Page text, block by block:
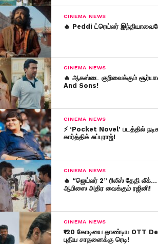
CINEMA NEWS
🔥 Peddi ட்ரெய்லர்
CINEMA NEWS
🔥 ஆகஸ்டை குறிவைக்கும்
And Sons!
CINEMA NEWS
⚡ ‘Pocket Novel’ படத்தில்
கார்த்திக் சுப்புராஜ்!
CINEMA NEWS
🔥 “ஜெய்லர் 2” ரிலீஸ் தேதி
ஆபிஸை அதிர வைக்கும் ரஜினி!
CINEMA NEWS
₹120 கோடியை தாண்டிய OTT
புதிய சாதனைக்கு ரெடி!